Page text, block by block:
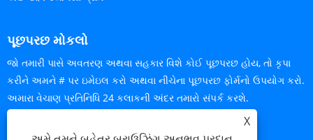
પૂછપરછ મોકલો
જો તમારી પાસે અવતરણ અથવા સહકાર વિશે કોઈ પૂછપરછ હોય, તો કૃપા
કરીને અમને # પર ઇમેઇલ કરો અથવા નીચેના પૂછપરછ ફોર્મનો ઉપયોગ કરો.
અમારા વેચાણ પ્રતિનિધિ 24 કલાકની અંદર તમારો સંપર્ક કરશે.
હવે પૂછપરછ
X